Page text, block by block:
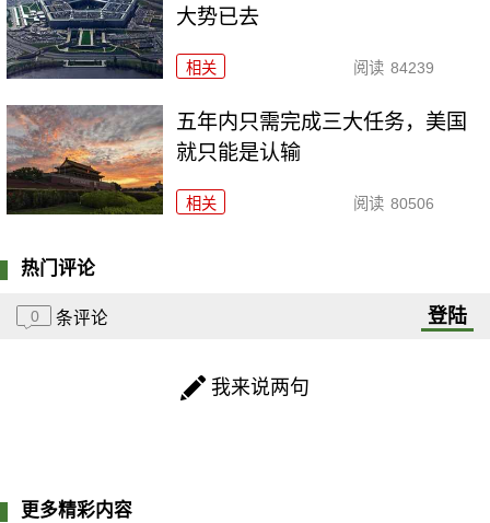
大势已去
相关 阅读 84239
五年内只需完成三大任务，美国
就只能是认输
相关 阅读 80506
热门评论
0 条评论 登陆
我来说两句
更多精彩内容